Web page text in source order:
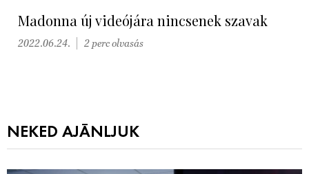
Madonna új videójára nincsenek szavak
2022.06.24. 2 perc olvasás
NEKED AJÁNLJUK